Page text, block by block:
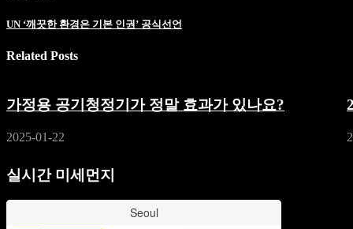
UN ‘깨끗한 환경은 기본 인권’ 공식선언
Related Posts
가정용 공기청정기가 정말 효과가 있나요?
2025-01-22
실시간 미세먼지
Seoul